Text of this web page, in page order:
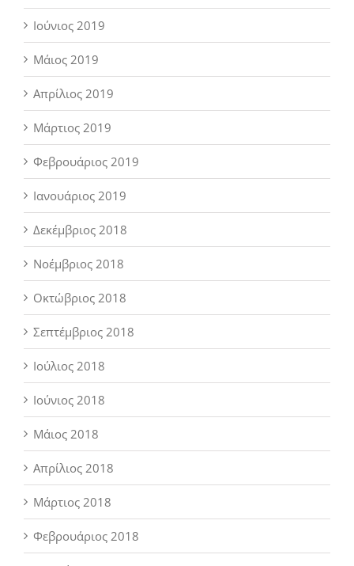
Ιούνιος 2019
Μάιος 2019
Απρίλιος 2019
Μάρτιος 2019
Φεβρουάριος 2019
Ιανουάριος 2019
Δεκέμβριος 2018
Νοέμβριος 2018
Οκτώβριος 2018
Σεπτέμβριος 2018
Ιούλιος 2018
Ιούνιος 2018
Μάιος 2018
Απρίλιος 2018
Μάρτιος 2018
Φεβρουάριος 2018